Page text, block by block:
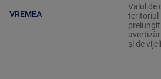
VREMEA
Valul de
teritoriul
și de